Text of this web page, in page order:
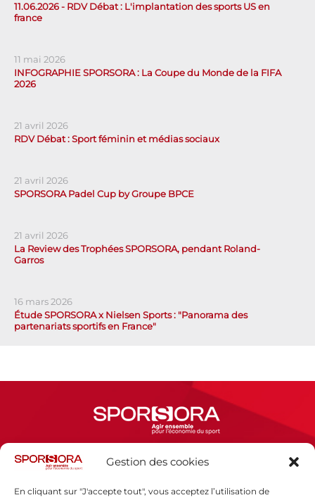
Gestion des cookies
En cliquant sur "J'accepte tout", vous acceptez l’utilisation de
11.06.2026 - RDV Débat : L'implantation des sports US en
france
11 mai 2026
INFOGRAPHIE SPORSORA : La Coupe du Monde de la FIFA
2026
21 avril 2026
RDV Débat : Sport féminin et médias sociaux
21 avril 2026
SPORSORA Padel Cup by Groupe BPCE
21 avril 2026
La Review des Trophées SPORSORA, pendant Roland-
Garros
16 mars 2026
Étude SPORSORA x Nielsen Sports : "Panorama des
partenariats sportifs en France"
Mentions légales